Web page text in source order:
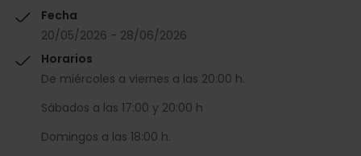
Fecha
20/05/2026 - 28/06/2026
Horarios
De miércoles a viernes a las 20:00 h.
Sábados a las 17:00 y 20:00 h
Domingos a las 18:00 h.